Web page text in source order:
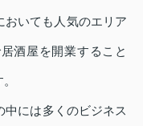
おいても人気のエリア
酒屋を開業すること
中には多くのビジネス